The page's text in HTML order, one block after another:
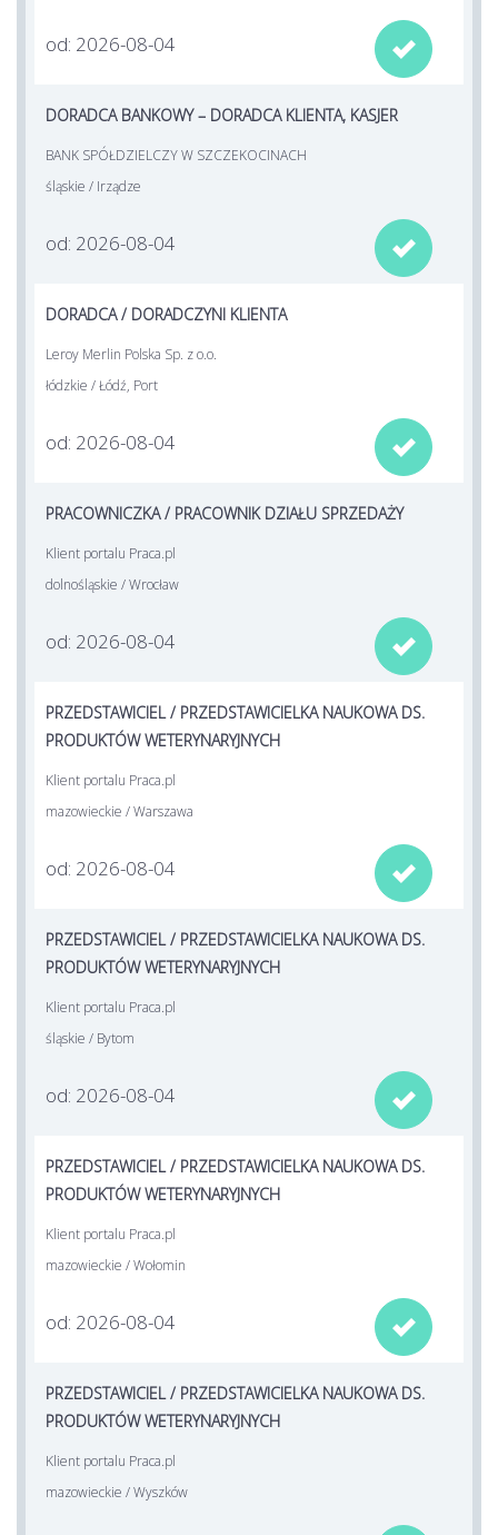
od: 2026-08-04 
DORADCA BANKOWY – DORADCA KLIENTA, KASJER
BANK SPÓŁDZIELCZY W SZCZEKOCINACH
śląskie / Irządze
od: 2026-08-04 
DORADCA / DORADCZYNI KLIENTA
Leroy Merlin Polska Sp. z o.o.
łódzkie / Łódź, Port
od: 2026-08-04 
PRACOWNICZKA / PRACOWNIK DZIAŁU SPRZEDAŻY
Klient portalu Praca.pl
dolnośląskie / Wrocław
od: 2026-08-04 
PRZEDSTAWICIEL / PRZEDSTAWICIELKA NAUKOWA DS.
PRODUKTÓW WETERYNARYJNYCH
Klient portalu Praca.pl
mazowieckie / Warszawa
od: 2026-08-04 
PRZEDSTAWICIEL / PRZEDSTAWICIELKA NAUKOWA DS.
PRODUKTÓW WETERYNARYJNYCH
Klient portalu Praca.pl
śląskie / Bytom
od: 2026-08-04 
PRZEDSTAWICIEL / PRZEDSTAWICIELKA NAUKOWA DS.
PRODUKTÓW WETERYNARYJNYCH
Klient portalu Praca.pl
mazowieckie / Wołomin
od: 2026-08-04 
PRZEDSTAWICIEL / PRZEDSTAWICIELKA NAUKOWA DS.
PRODUKTÓW WETERYNARYJNYCH
Klient portalu Praca.pl
mazowieckie / Wyszków